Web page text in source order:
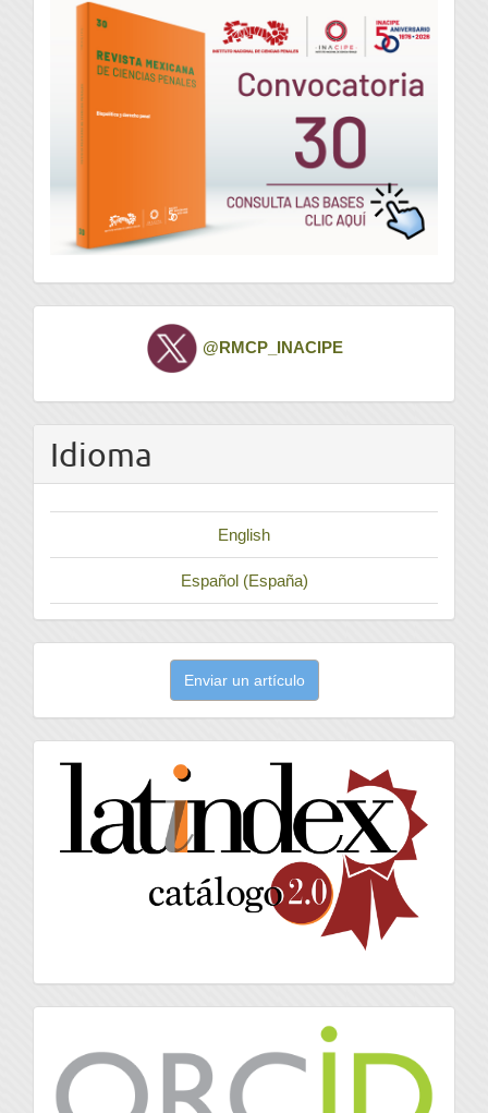
convocatoria
Twitter @RMCP_INACIPE
Idioma
English
Español (España)
artículo
Enviar un artículo
latindex